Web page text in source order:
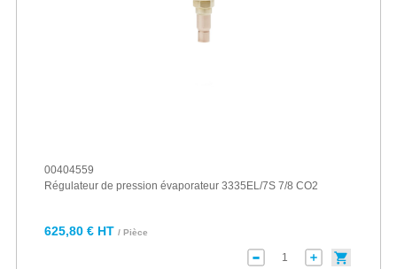
00404559
Régulateur de pression évaporateur 3335EL/7S 7/8 CO2
625,80 € HT / Pièce